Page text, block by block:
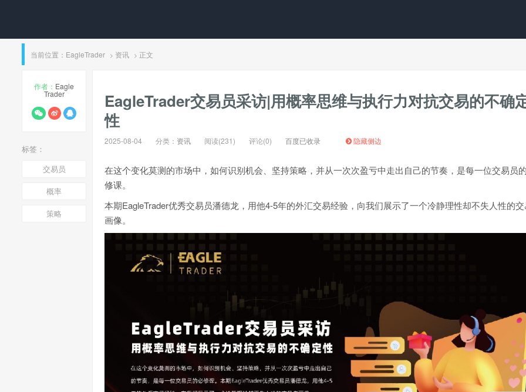
当前位置： EagleTrader > 资讯 > 正文
作者： Eagle
Trader
标签：
交易员
概率
策略
EagleTrader交易员采访|用概率思维与执行力对抗交易的不确
性
2025-08-04 分类： 资讯 阅读(231) 评论(0) 百度已收录 隐藏侧边
在这个变化莫测的市场中，如何识别机会、坚持策略，并从一次次盈亏中走出自己的节奏，是每一位交易员
修课。
本期EagleTrader优秀交易员潘德龙，用他4-5年的外汇交易经验，向我们展示了一个冷静理性却不失人性的
画像。